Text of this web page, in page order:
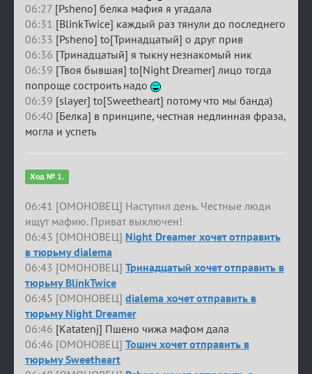
06:27 [Psheno] белка мафия я угадала
06:31 [BlinkTwice] каждый раз тянули до последнего
06:33 [Psheno] to[Тринадцатый] о друг прив
06:36 [Тринадцатый] я тыкну незнакомый ник
06:39 [Твоя бывшая] to[Night Dreamer] лицо тогда
попроще состроить надо
06:39 [slayer] to[Sweetheart] потому что мы банда)
06:40 [Белка] в принципе, честная недлинная фраза,
могла и успеть
Ход № 1.
06:41 [ОМОНОВЕЦ] Наступил день. Честные люди
ищут мафию. Приват выключен!
06:43 [ОМОНОВЕЦ] Night Dreamer хочет отправить
в тюрьму dialema
06:43 [ОМОНОВЕЦ] Тринадцатый хочет отправить в
тюрьму BlinkTwice
06:45 [ОМОНОВЕЦ] dialema хочет отправить в
тюрьму Night Dreamer
06:46 [Katatenj] Пшено чижа мафом дала
06:46 [ОМОНОВЕЦ] Тошич хочет отправить в
тюрьму Sweetheart